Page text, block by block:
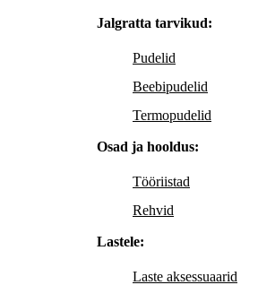
Jalgratta tarvikud:
Pudelid
Beebipudelid
Termopudelid
Osad ja hooldus:
Tööriistad
Rehvid
Lastele:
Laste aksessuaarid